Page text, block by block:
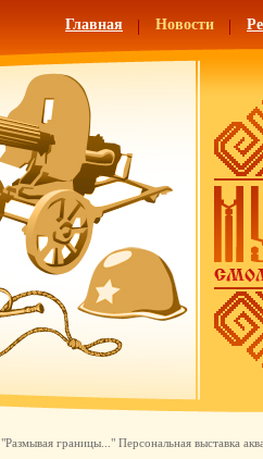
Главная Новости
"Размывая границы..." Персональная выставка